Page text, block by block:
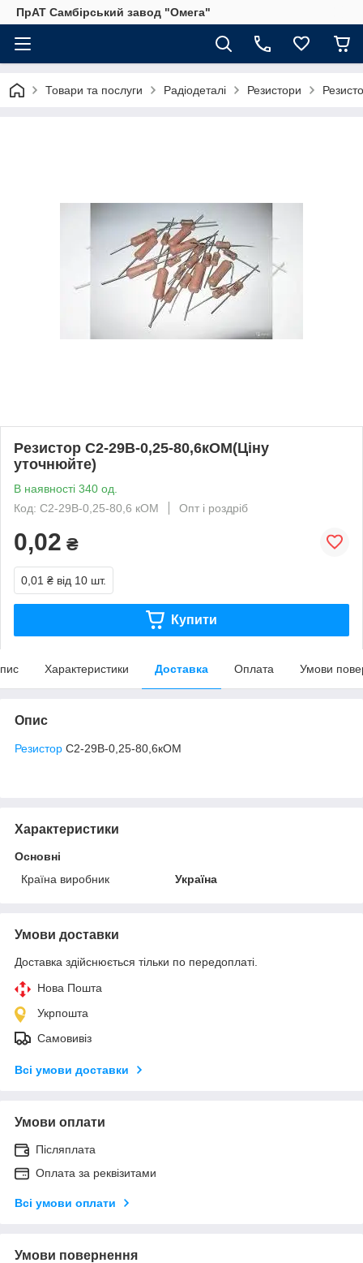
ПрАТ Самбірський завод "Омега"
Товари та послуги Радіодеталі Резистори
Резистор С2-29В-0,25-80,6кОМ(Ціну
уточнюйте)
В наявності 340 од.
Код: С2-29В-0,25-80,6 кОМ
Опт і роздріб
0,02 ₴
0,01 ₴ від 10 шт.
Купити
Характеристики Доставка Оплата Умови
Опис
Резистор С2-29В-0,25-80,6кОМ
Характеристики
Основні
Країна виробник
Україна
Умови доставки
Доставка здійснюється тільки по передоплаті.
Нова Пошта
Укрпошта
Самовивіз
Всі умови доставки
Умови оплати
Післяплата
Оплата за реквізитами
Всі умови оплати
Умови повернення